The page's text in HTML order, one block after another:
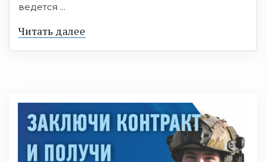
ведется ...
Читать далее